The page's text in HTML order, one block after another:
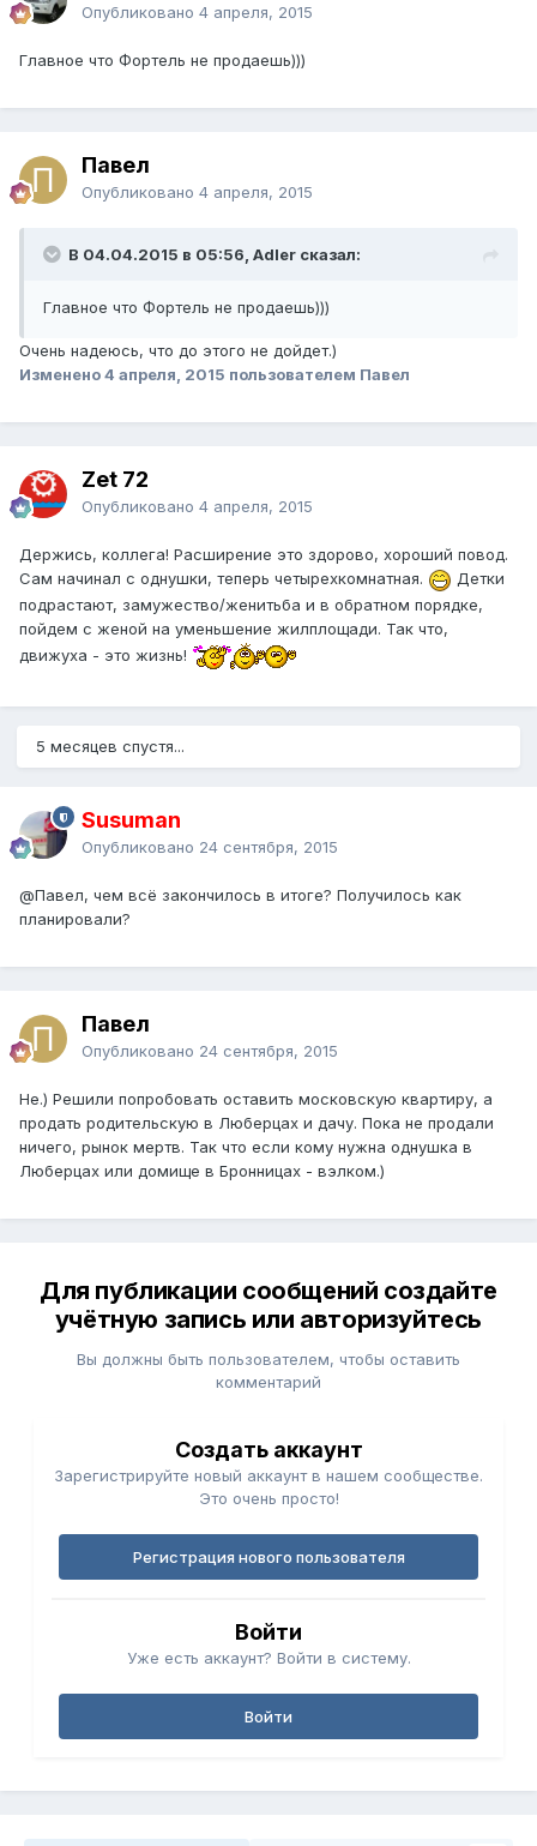
Опубликовано 4 апреля, 2015
Главное что Фортель не продаешь)))
Павел
Опубликовано 4 апреля, 2015
В 04.04.2015 в 05:56, Adler сказал:
Главное что Фортель не продаешь)))
Очень надеюсь, что до этого не дойдет.)
Изменено4 апреля, 2015 пользователем Павел
Zet 72
Опубликовано 4 апреля, 2015
Держись, коллега! Расширение это здорово, хороший повод.
Сам начинал с однушки, теперь четырехкомнатная.
Детки
подрастают, замужество/женитьба и в обратном порядке,
пойдем с женой на уменьшение жилплощади. Так что,
движуха - это жизнь!
5 месяцев спустя...
Susuman
Опубликовано 24 сентября, 2015
@Павел, чем всё закончилось в итоге? Получилось как
планировали?
Павел
Опубликовано 24 сентября, 2015
Не.) Решили попробовать оставить московскую квартиру, а
продать родительскую в Люберцах и дачу. Пока не продали
ничего, рынок мертв. Так что если кому нужна однушка в
Люберцах или домище в Бронницах - вэлком.)
Для публикации сообщений создайте
учётную запись или авторизуйтесь
Вы должны быть пользователем, чтобы оставить
комментарий
Создать аккаунт
Зарегистрируйте новый аккаунт в нашем сообществе.
Это очень просто!
Регистрация нового пользователя
Войти
Уже есть аккаунт? Войти в систему.
Войти